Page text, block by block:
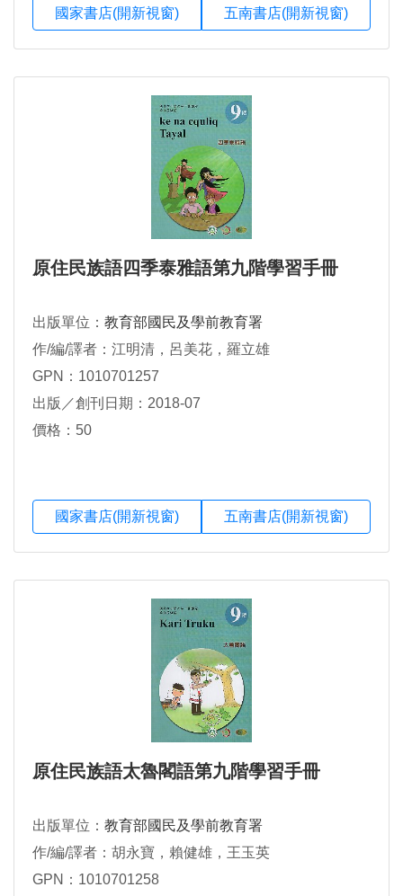
國家書店(開新視窗) 五南書店(開新視窗)
原住民族語四季泰雅語第九階學習手冊
出版單位： 教育部國民及學前教育署
作/編/譯者：江明清，呂美花，羅立雄
GPN：1010701257
出版／創刊日期：2018-07
價格：50
國家書店(開新視窗) 五南書店(開新視窗)
原住民族語太魯閣語第九階學習手冊
出版單位： 教育部國民及學前教育署
作/編/譯者：胡永寶，賴健雄，王玉英
GPN：1010701258